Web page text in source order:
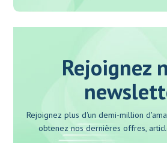
Rejoignez
Rejoignez plus d'un demi-million
obtenez nos dernières offres,